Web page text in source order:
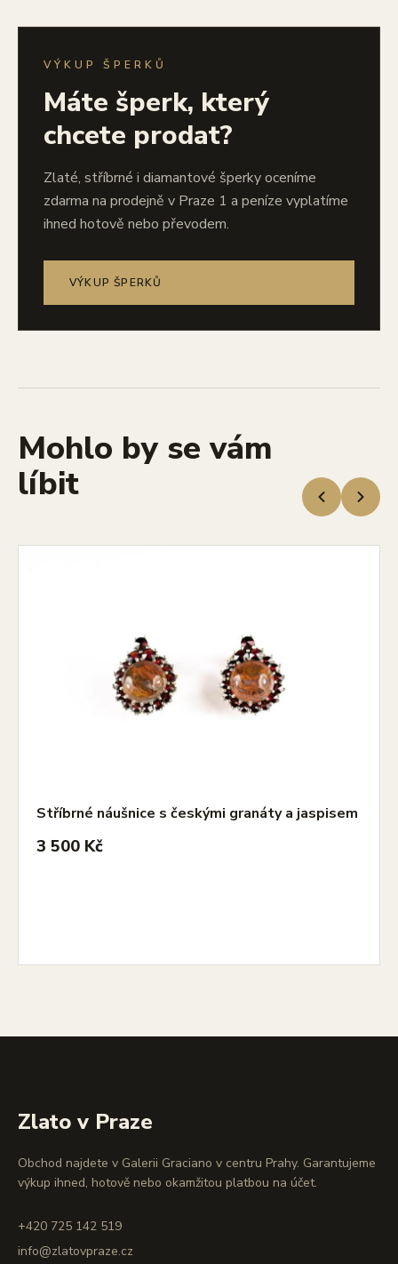
VÝKUP ŠPERKŮ
Máte šperk, který
chcete prodat?
Zlaté, stříbrné i diamantové šperky oceníme
zdarma na prodejně v Praze 1 a peníze vyplatíme
ihned hotově nebo převodem.
VÝKUP ŠPERKŮ
Mohlo by se vám
líbit
Stříbrné náušnice s českými granáty a jaspisem
3 500 Kč
Zlato v Praze
Obchod najdete v Galerii Graciano v centru Prahy. Garantujeme
výkup ihned, hotově nebo okamžitou platbou na účet.
+420 725 142 519
info@zlatovpraze.cz